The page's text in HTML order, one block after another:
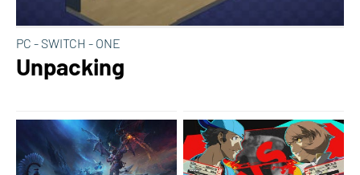
PC - SWITCH - ONE
Unpacking